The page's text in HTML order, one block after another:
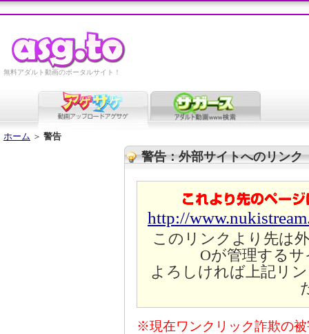
無料アダルト動画のポータルサイト！
ホーム ＞ 警告
警告：外部サイトへのリンク
http://
このリンクより先は
Oが管理する
よろしければ上記リ
※現在ワンクリック詐欺の